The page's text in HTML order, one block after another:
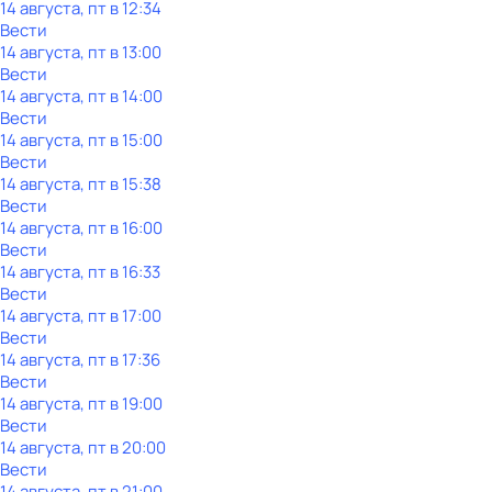
14 августа, пт в 12:34
Вести
14 августа, пт в 13:00
Вести
14 августа, пт в 14:00
Вести
14 августа, пт в 15:00
Вести
14 августа, пт в 15:38
Вести
14 августа, пт в 16:00
Вести
14 августа, пт в 16:33
Вести
14 августа, пт в 17:00
Вести
14 августа, пт в 17:36
Вести
14 августа, пт в 19:00
Вести
14 августа, пт в 20:00
Вести